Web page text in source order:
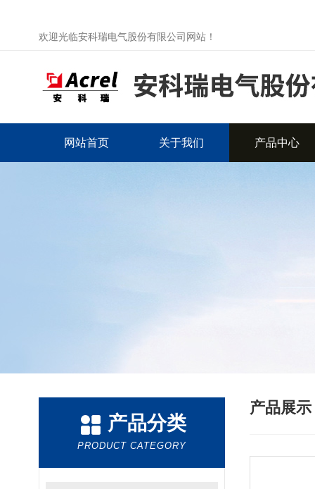
欢迎光临安科瑞电气股份有限公司网站！
网站首页 关于我们 产品中心
产品分类
PRODUCT CATEGORY
产品展示